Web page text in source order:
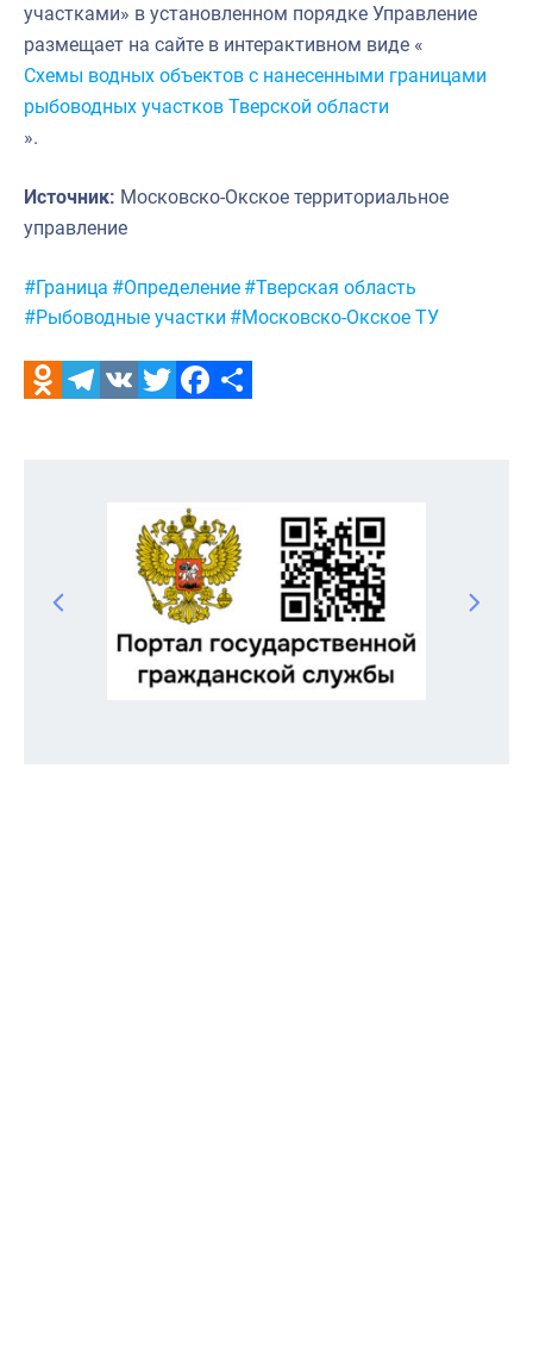
участками» в установленном порядке Управление
размещает на сайте в интерактивном виде «
Схемы водных объектов с нанесенными границами
рыбоводных участков Тверской области
».
Источник: Московско-Окское территориальное
управление
Метки:
#Граница #Определение #Тверская область
#Рыбоводные участки #Московско-Окское ТУ